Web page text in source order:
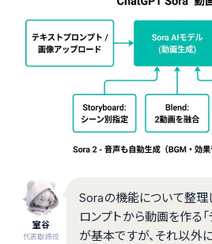
室谷
代表取締役
Soraの機能について整理
ロンプトから動画を作る
が基本ですが、それ以外